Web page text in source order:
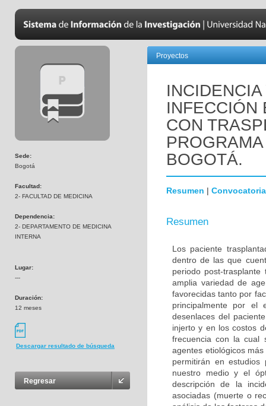
Sede:
Bogotá
Facultad:
2- FACULTAD DE MEDICINA
Dependencia:
2- DEPARTAMENTO DE MEDICINA
INTERNA
Lugar:
---
Duración:
12 meses
Descargar resultado de búsqueda
Regresar
Proyectos
INFECCIÓN
CON
BOGOTÁ.
Resumen | Convocatoria
Resumen
Los paciente
dentro de las que
periodo post-
amplia variedad de
favorecidas tanto por
principalmente por el
desenlaces del
injerto y en los costos
frecuencia con la cual
agentes etiológicos
permitirán en estudios
nuestro medio y el
descripción de la
asociadas (muerte o